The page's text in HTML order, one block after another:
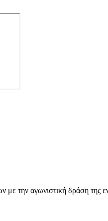
την αγωνιστική δράση της